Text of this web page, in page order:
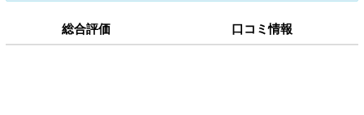
総合評価 口コミ情報